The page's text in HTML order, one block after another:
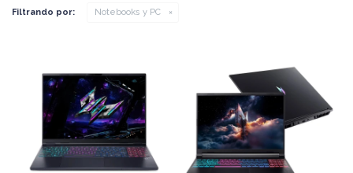
Filtrando por: Notebooks y PC
COMPARAR